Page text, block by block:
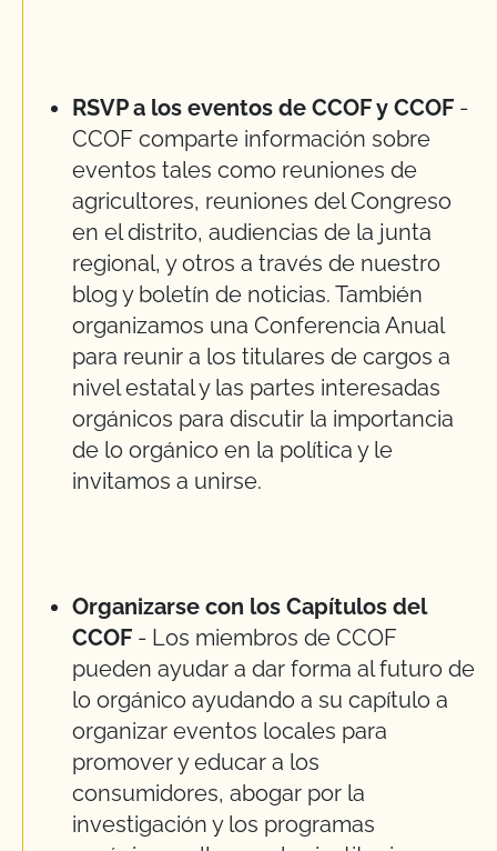
RSVP a los eventos de CCOF y CCOF -
CCOF comparte información sobre
eventos tales como reuniones de
agricultores, reuniones del Congreso
en el distrito, audiencias de la junta
regional, y otros a través de nuestro
blog y boletín de noticias. También
organizamos una Conferencia Anual
para reunir a los titulares de cargos a
nivel estatal y las partes interesadas
orgánicos para discutir la importancia
de lo orgánico en la política y le
invitamos a unirse.
Organizarse con los Capítulos del
CCOF - Los miembros de CCOF
pueden ayudar a dar forma al futuro de
lo orgánico ayudando a su capítulo a
organizar eventos locales para
promover y educar a los
consumidores, abogar por la
investigación y los programas